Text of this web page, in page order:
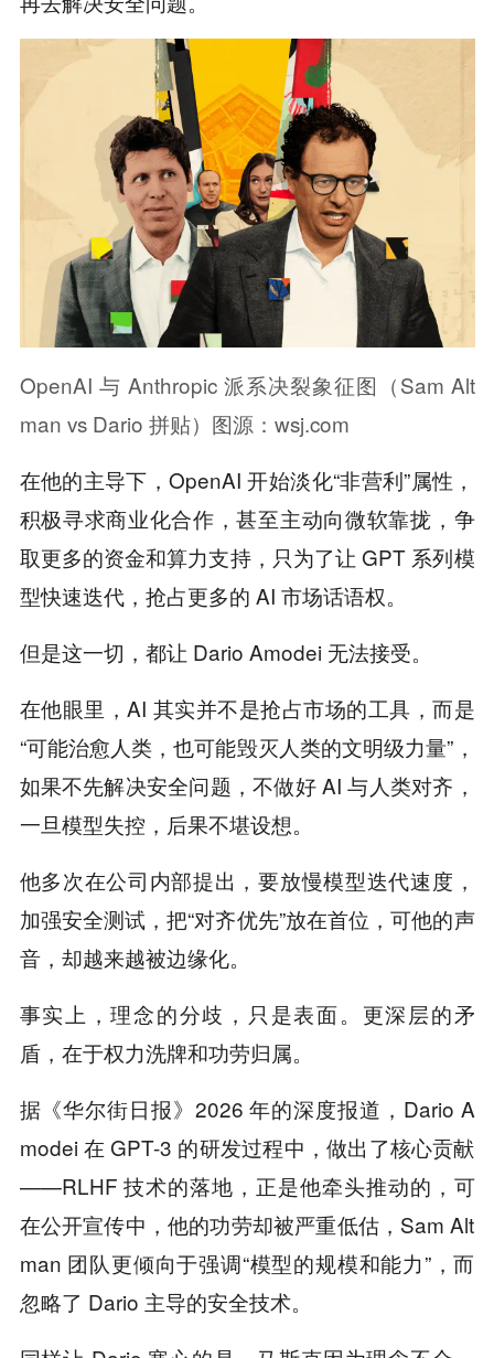
OpenAI 与 Anthropic 派系决裂象征图（Sam Alt
man vs Dario 拼贴）图源：wsj.com
在他的主导下，OpenAI 开始淡化“非营利”属性，
积极寻求商业化合作，甚至主动向微软靠拢，争
取更多的资金和算力支持，只为了让 GPT 系列模
型快速迭代，抢占更多的 AI 市场话语权。
但是这一切，都让 Dario Amodei 无法接受。
在他眼里，AI 其实并不是抢占市场的工具，而是
“可能治愈人类，也可能毁灭人类的文明级力量”，
如果不先解决安全问题，不做好 AI 与人类对齐，
一旦模型失控，后果不堪设想。
他多次在公司内部提出，要放慢模型迭代速度，
加强安全测试，把“对齐优先”放在首位，可他的声
音，却越来越被边缘化。
事实上，理念的分歧，只是表面。更深层的矛
盾，在于权力洗牌和功劳归属。
据《华尔街日报》2026 年的深度报道，Dario A
modei 在 GPT-3 的研发过程中，做出了核心贡献
——RLHF 技术的落地，正是他牵头推动的，可
在公开宣传中，他的功劳却被严重低估，Sam Alt
man 团队更倾向于强调“模型的规模和能力”，而
忽略了 Dario 主导的安全技术。